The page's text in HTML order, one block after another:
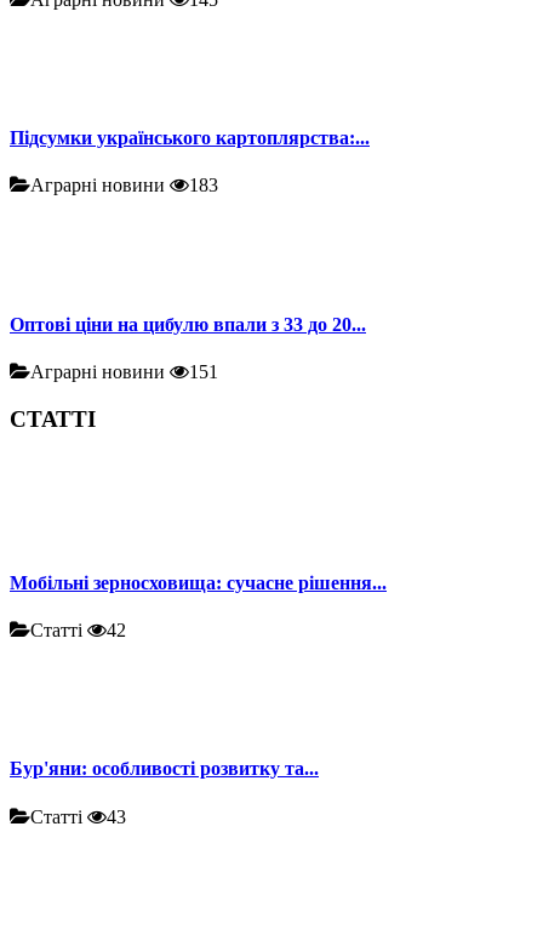
Підсумки українського картоплярства:...
Аграрні новини 183
Оптові ціни на цибулю впали з 33 до 20...
Аграрні новини 151
СТАТТІ
Мобільні зерносховища: сучасне рішення...
Статті 42
Бур'яни: особливості розвитку та...
Статті 43